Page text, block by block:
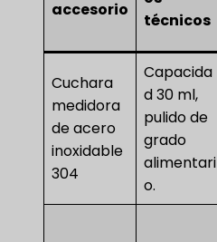
accesorio
técnicos
Cuchara
medidora
de acero
inoxidable
304
Capacida
d 30 ml,
pulido de
grado
alimentari
o.